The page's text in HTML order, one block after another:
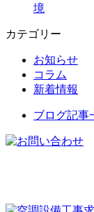
境
カテゴリー
お知らせ
コラム
新着情報
ブログ記事